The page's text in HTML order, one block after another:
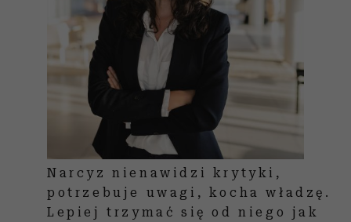
Narcyz nienawidzi krytyki,
potrzebuje uwagi, kocha władzę.
Lepiej trzymać się od niego jak